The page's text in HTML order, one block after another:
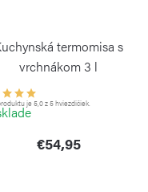
termomisa s
vrchnákom 3 l
je 5,0 z 5 hviezdičiek.
€54,95